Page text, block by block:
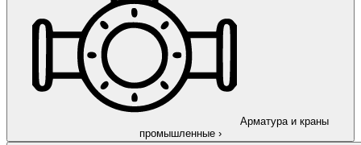
Арматура и краны
промышленные ›